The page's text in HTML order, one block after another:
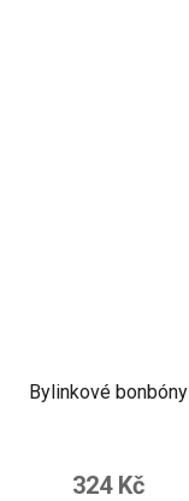
Bylinkové bonbóny
324 Kč